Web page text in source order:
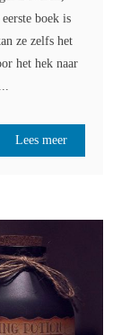
boek is
ze zelfs het
het hek naar
Lees meer